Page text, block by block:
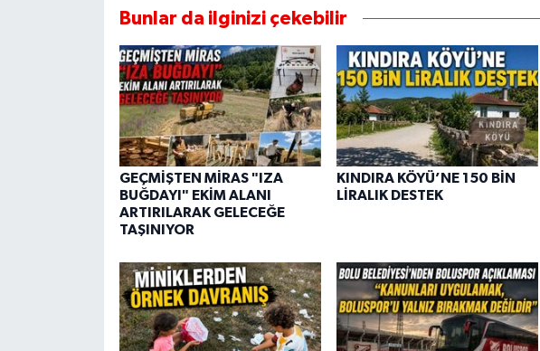
Bunlar da ilginizi çekebilir
GEÇMİŞTEN MİRAS "IZA
BUĞDAYI" EKİM ALANI
ARTIRILARAK GELECEĞE
TAŞINIYOR
KINDIRA KÖYÜ’NE 150 BİN
LİRALIK DESTEK